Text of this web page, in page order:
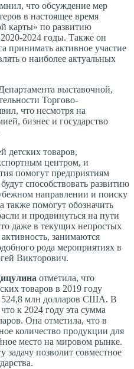
что обсуждение мер
в настоящее время
карты» по развитию
2024 годы. Также он
принимать активное участие
о наиболее актуальных
выставочной,
Торгово-
что несмотря на
бизнес и государство
детских товаров,
центром, и
помогут предприятиям
способствовать развитию
направлении и поиску
также помогут обозначить
и продвинуться на пути
даже в текущих непростых
занимаются
рода мероприятиях в
Викторович.
отметила, что
товаров в 2019 году
524,8 млн долларов США. В
к 2024 году эта сумма
Она отметила, что в
количество продукции для
место на мировом рынке.
позволит совместное